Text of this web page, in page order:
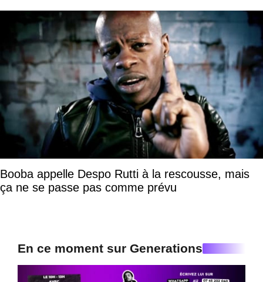
Booba appelle Despo Rutti à la rescousse, mais
ça ne se passe pas comme prévu
En ce moment sur Generations